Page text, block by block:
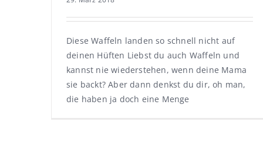
Diese Waffeln landen so schnell nicht auf
deinen Hüften Liebst du auch Waffeln und
kannst nie wiederstehen, wenn deine Mama
sie backt? Aber dann denkst du dir, oh man,
die haben ja doch eine Menge